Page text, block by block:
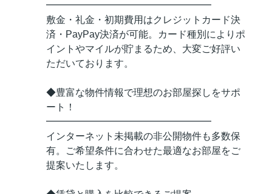
━━━━━━━━━━━━━━━━━
敷金・礼金・初期費用はクレジットカード決
済・PayPay決済が可能。カード種別によりポ
イントやマイルが貯まるため、大変ご好評い
ただいております。
◆豊富な物件情報で理想のお部屋探しをサポ
ート！
━━━━━━━━━━━━━━━━━
インターネット未掲載の非公開物件も多数保
有。ご希望条件に合わせた最適なお部屋をご
提案いたします。